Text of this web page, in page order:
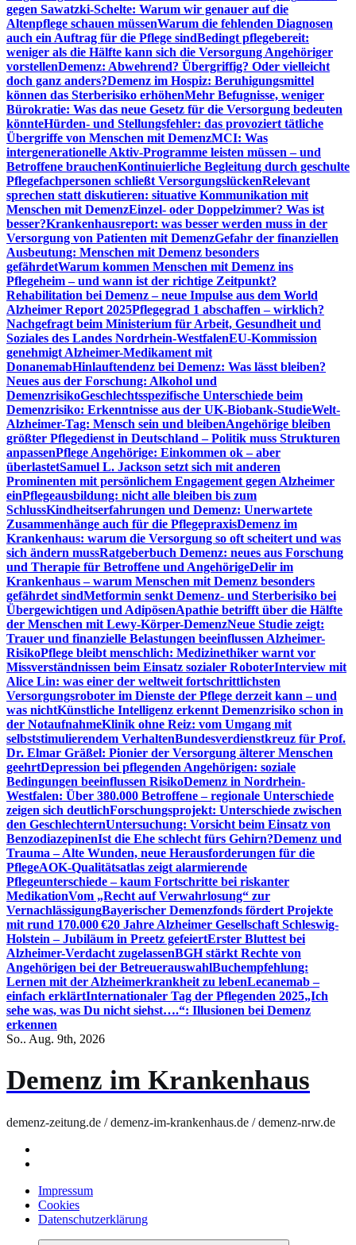
gegen Sawatzki-Schelte: Warum wir genauer auf die
Altenpflege schauen müssenWarum die fehlenden Diagnosen
auch ein Auftrag für die Pflege sindBedingt pflegebereit:
weniger als die Hälfte kann sich die Versorgung Angehöriger
vorstellenDemenz: Abwehrend? Übergriffig? Oder vielleicht
doch ganz anders?Demenz im Hospiz: Beruhigungsmittel
können das Sterberisiko erhöhenMehr Befugnisse, weniger
Bürokratie: Was das neue Gesetz für die Versorgung bedeuten
könnteHürden- und Stellungsfehler: das provoziert tätliche
Übergriffe von Menschen mit DemenzMCI: Was
intergenerationelle Aktiv-Programme leisten müssen – und
Betroffene brauchenKontinuierliche Begleitung durch geschulte
Pflegefachpersonen schließt VersorgungslückenRelevant
sprechen statt diskutieren: situative Kommunikation mit
Menschen mit DemenzEinzel- oder Doppelzimmer? Was ist
besser?Krankenhausreport: was besser werden muss in der
Versorgung von Patienten mit DemenzGefahr der finanziellen
Ausbeutung: Menschen mit Demenz besonders
gefährdetWarum kommen Menschen mit Demenz ins
Pflegeheim – und wann ist der richtige Zeitpunkt?
Rehabilitation bei Demenz – neue Impulse aus dem World
Alzheimer Report 2025Pflegegrad 1 abschaffen – wirklich?
Nachgefragt beim Ministerium für Arbeit, Gesundheit und
Soziales des Landes Nordrhein-WestfalenEU-Kommission
genehmigt Alzheimer-Medikament mit
DonanemabHinlauftendenz bei Demenz: Was lässt bleiben?
Neues aus der Forschung: Alkohol und
DemenzrisikoGeschlechtsspezifische Unterschiede beim
Demenzrisiko: Erkenntnisse aus der UK-Biobank-StudieWelt-
Alzheimer-Tag: Mensch sein und bleibenAngehörige bleiben
größter Pflegedienst in Deutschland – Politik muss Strukturen
anpassenPflege Angehörige: Einkommen ok – aber
überlastetSamuel L. Jackson setzt sich mit anderen
Prominenten mit persönlichem Engagement gegen Alzheimer
einPflegeausbildung: nicht alle bleiben bis zum
SchlussKindheitserfahrungen und Demenz: Unerwartete
Zusammenhänge auch für die PflegepraxisDemenz im
Krankenhaus: warum die Versorgung so oft scheitert und was
sich ändern mussRatgeberbuch Demenz: neues aus Forschung
und Therapie für Betroffene und AngehörigeDelir im
Krankenhaus – warum Menschen mit Demenz besonders
gefährdet sindMetformin senkt Demenz- und Sterberisiko bei
Übergewichtigen und AdipösenApathie betrifft über die Hälfte
der Menschen mit Lewy-Körper-DemenzNeue Studie zeigt:
Trauer und finanzielle Belastungen beeinflussen Alzheimer-
RisikoPflege bleibt menschlich: Medizinethiker warnt vor
Missverständnissen beim Einsatz sozialer RoboterInterview mit
Alice Lin: was einer der weltweit fortschrittlichsten
Versorgungsroboter im Dienste der Pflege derzeit kann – und
was nichtKünstliche Intelligenz erkennt Demenzrisiko schon in
der NotaufnahmeKlinik ohne Reiz: vom Umgang mit
selbststimulierendem VerhaltenBundesverdienstkreuz für Prof.
Dr. Elmar Gräßel: Pionier der Versorgung älterer Menschen
geehrtDepression bei pflegenden Angehörigen: soziale
Bedingungen beeinflussen RisikoDemenz in Nordrhein-
Westfalen: Über 380.000 Betroffene – regionale Unterschiede
zeigen sich deutlichForschungsprojekt: Unterschiede zwischen
den GeschlechternUntersuchung: Vorsicht beim Einsatz von
BenzodiazepinenIst die Ehe schlecht fürs Gehirn?Demenz und
Trauma – Alte Wunden, neue Herausforderungen für die
PflegeAOK-Qualitätsatlas zeigt alarmierende
Pflegeunterschiede – kaum Fortschritte bei riskanter
MedikationVom „Recht auf Verwahrlosung“ zur
VernachlässigungBayerischer Demenzfonds fördert Projekte
mit rund 170.000 €20 Jahre Alzheimer Gesellschaft Schleswig-
Holstein – Jubiläum in Preetz gefeiertErster Bluttest bei
Alzheimer-Verdacht zugelassenBGH stärkt Rechte von
Angehörigen bei der BetreuerauswahlBuchempfehlung:
Lernen mit der Alzheimerkrankheit zu lebenLecanemab –
einfach erklärtInternationaler Tag der Pflegenden 2025„Ich
sehe was, was Du nicht siehst….“: Illusionen bei Demenz
erkennen
So.. Aug. 9th, 2026
Demenz im Krankenhaus
demenz-zeitung.de / demenz-im-krankenhaus.de / demenz-nrw.de
Impressum
Cookies
Datenschutzerklärung